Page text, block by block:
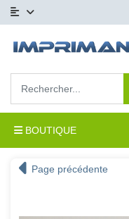
BOUTIQUE
Page précédente